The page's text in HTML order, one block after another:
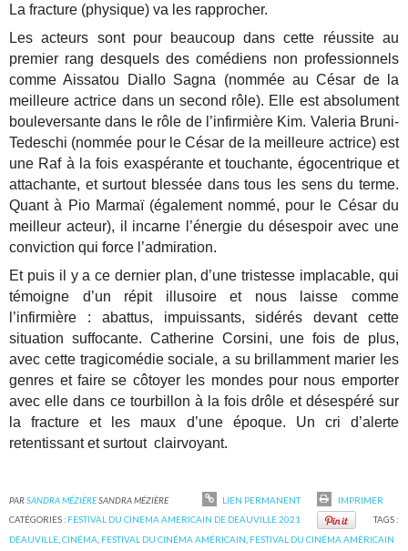
La fracture (physique) va les rapprocher.
Les acteurs sont pour beaucoup dans cette réussite au
premier rang desquels des comédiens non professionnels
comme Aissatou Diallo Sagna (nommée au César de la
meilleure actrice dans un second rôle). Elle est absolument
bouleversante dans le rôle de l’infirmière Kim. Valeria Bruni-
Tedeschi (nommée pour le César de la meilleure actrice) est
une Raf à la fois exaspérante et touchante, égocentrique et
attachante, et surtout blessée dans tous les sens du terme.
Quant à Pio Marmaï (également nommé, pour le César du
meilleur acteur), il incarne l’énergie du désespoir avec une
conviction qui force l’admiration.
Et puis il y a ce dernier plan, d’une tristesse implacable, qui
témoigne d’un répit illusoire et nous laisse comme
l’infirmière : abattus, impuissants, sidérés devant cette
situation suffocante. Catherine Corsini, une fois de plus,
avec cette tragicomédie sociale, a su brillamment marier les
genres et faire se côtoyer les mondes pour nous emporter
avec elle dans ce tourbillon à la fois drôle et désespéré sur
la fracture et les maux d’une époque. Un cri d’alerte
retentissant et surtout clairvoyant.
PARSANDRA MÉZIÈRESANDRA MÉZIÈRE LIEN PERMANENT
IMPRIMER
CATÉGORIES : FESTIVAL DU CINEMA AMERICAIN DE DEAUVILLE 2021
TAGS :
DEAUVILLE ,CINÉMA FESTIVAL DU CINÉMA AMÉRICAIN FESTIVAL DU CINÉMA AMÉRICAIN